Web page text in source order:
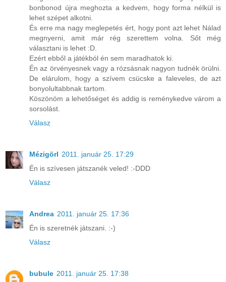
bonbonod újra meghozta a kedvem, hogy forma nélkül is
lehet szépet alkotni.
És erre ma nagy meglepetés ért, hogy pont azt lehet Nálad
megnyerni, amit már rég szerettem volna. Sőt még
választani is lehet :D.
Ezért ebből a játékból én sem maradhatok ki.
Én az örvényesnek vagy a rózsásnak nagyon tudnék örülni.
De elárulom, hogy a szívem csücske a faleveles, de azt
bonyolultabbnak tartom.
Köszönöm a lehetőséget és addig is reménykedve várom a
sorsolást.
Válasz
Mézigörl 2011. január 25. 17:29
Én is szívesen játszanék veled! :-DDD
Válasz
Andrea 2011. január 25. 17:36
Én is szeretnék játszani. :-)
Válasz
bubule 2011. január 25. 17:38